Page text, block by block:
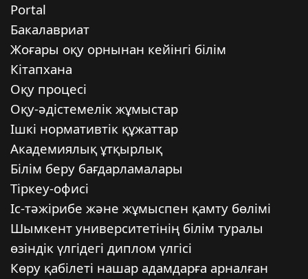
Portal
Бакалавриат
Жоғары оқу орнынан кейінгі білім
Кітапхана
Оқу процесі
Оқу-әдістемелік жұмыстар
Ішкі нормативтік құжаттар
Академиялық ұтқырлық
Білім беру бағдарламалары
Тіркеу-офисі
Іс-тәжірибе және жұмыспен қамту бөлімі
Шымкент университетінің білім туралы
өзіндік үлгідегі диплом үлгісі
Көру қабілеті нашар адамдарға арналған